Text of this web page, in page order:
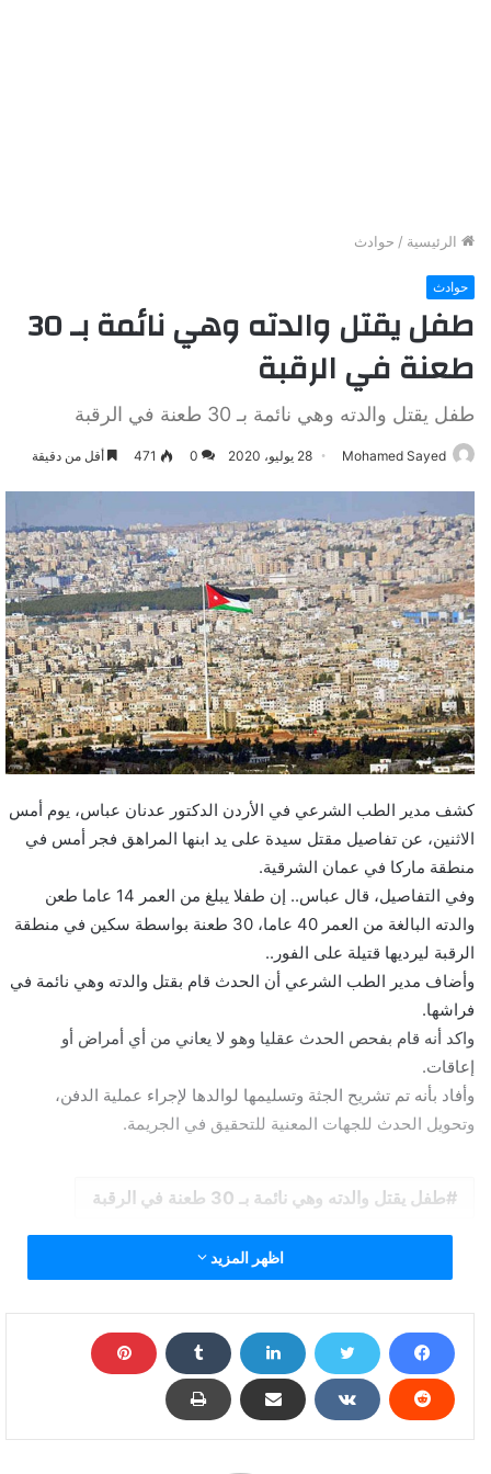
الرئيسية / حوادث
حوادث
طفل يقتل والدته وهي نائمة بـ 30
طعنة في الرقبة
طفل يقتل والدته وهي نائمة بـ 30 طعنة في الرقبة
Mohamed Sayed 28 يوليو، 2020 0
471 أقل من دقيقة
كشف مدير الطب الشرعي في الأردن الدكتور عدنان عباس، يوم أمس
الاثنين، عن تفاصيل مقتل سيدة على يد ابنها المراهق فجر أمس في
منطقة ماركا في عمان الشرقية.
وفي التفاصيل، قال عباس.. إن طفلا يبلغ من العمر 14 عاما طعن
والدته البالغة من العمر 40 عاما، 30 طعنة بواسطة سكين في منطقة
الرقبة ليرديها قتيلة على الفور..
وأضاف مدير الطب الشرعي أن الحدث قام بقتل والدته وهي نائمة في
فراشها.
واكد أنه قام بفحص الحدث عقليا وهو لا يعاني من أي أمراض أو
إعاقات.
وأفاد بأنه تم تشريح الجثة وتسليمها لوالدها لإجراء عملية الدفن،
وتحويل الحدث للجهات المعنية للتحقيق في الجريمة.
طفل يقتل والدته وهي نائمة بـ 30 طعنة في الرقبة
اظهر المزيد